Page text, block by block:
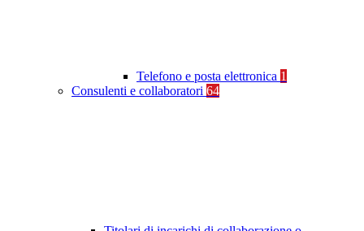
Telefono e posta elettronica 1
Consulenti e collaboratori 64